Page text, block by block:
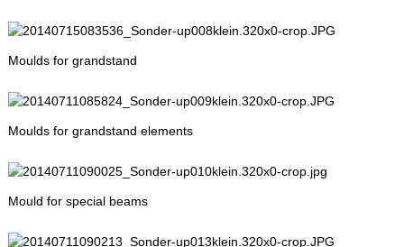
Moulds for grandstand
Moulds for grandstand elements
Mould for special beams